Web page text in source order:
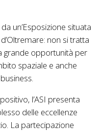
un’Esposizione situata
non si tratta
grande opportunità per
spaziale e anche
l’ASI presenta
delle eccellenze
La partecipazione